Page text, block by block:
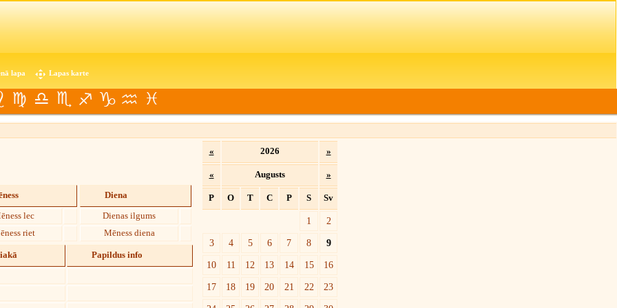
lapa Lapas karte
lec
riet
Diena
Dienas ilgums
Mēness diena
Papildus info
« 2026 »
« Augusts »
P O T C P S Sv
1
2
3
4 5 6 7 8
9
10
11 12 13 14 15
16
17
18 19 20 21 22
23